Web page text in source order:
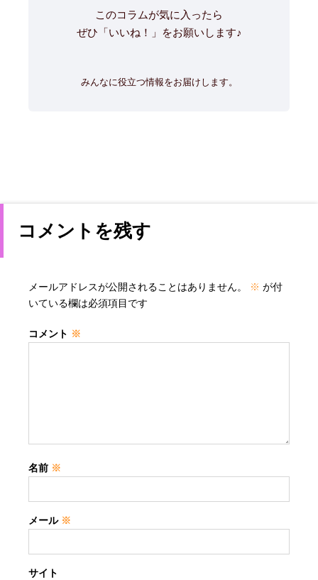
このコラムが気に入ったら
ぜひ「いいね！」をお願いします♪
みんなに役立つ情報をお届けします。
コメントを残す
メールアドレスが公開されることはありません。 ※ が付
いている欄は必須項目です
コメント ※
名前 ※
メール ※
サイト